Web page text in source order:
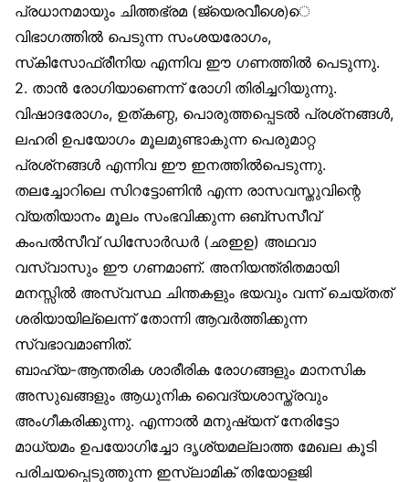
പ്രധാനമായും ചിത്തഭ്രമ (ജ്യെരവീശെ)െ
വിഭാഗത്തിൽ പെടുന്ന സംശയരോഗം,
സ്‌കിസോഫ്രീനിയ എന്നിവ ഈ ഗണത്തിൽ പെടുന്നു.
2. താൻ രോഗിയാണെന്ന് രോഗി തിരിച്ചറിയുന്നു.
വിഷാദരോഗം, ഉത്കണ്ഠ, പൊരുത്തപ്പെടൽ പ്രശ്‌നങ്ങൾ,
ലഹരി ഉപയോഗം മൂലമുണ്ടാകുന്ന പെരുമാറ്റ
പ്രശ്‌നങ്ങൾ എന്നിവ ഈ ഇനത്തിൽപെടുന്നു.
തലച്ചോറിലെ സിറട്ടോണിൻ എന്ന രാസവസ്തുവിന്റെ
വ്യതിയാനം മൂലം സംഭവിക്കുന്ന ഒബ്‌സസീവ്
കംപൽസീവ് ഡിസോർഡർ (ഛഇഉ) അഥവാ
വസ്‌വാസും ഈ ഗണമാണ്. അനിയന്ത്രിതമായി
മനസ്സിൽ അസ്വസ്ഥ ചിന്തകളും ഭയവും വന്ന് ചെയ്തത്
ശരിയായില്ലെന്ന് തോന്നി ആവർത്തിക്കുന്ന
സ്വഭാവമാണിത്.
ബാഹ്യ-ആന്തരിക ശാരീരിക രോഗങ്ങളും മാനസിക
അസുഖങ്ങളും ആധുനിക വൈദ്യശാസ്ത്രവും
അംഗീകരിക്കുന്നു. എന്നാൽ മനുഷ്യന് നേരിട്ടോ
മാധ്യമം ഉപയോഗിച്ചോ ദൃശ്യമല്ലാത്ത മേഖല കൂടി
പരിചയപ്പെടുത്തുന്ന ഇസ്‌ലാമിക് തിയോളജി